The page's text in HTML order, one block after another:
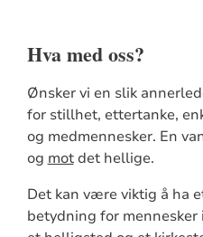
Hva med oss?
Ønsker vi en slik
for stillhet, ettertanke,
og medmennesker. En
og motdet hellige.
Det kan være viktig å ha
betydning for